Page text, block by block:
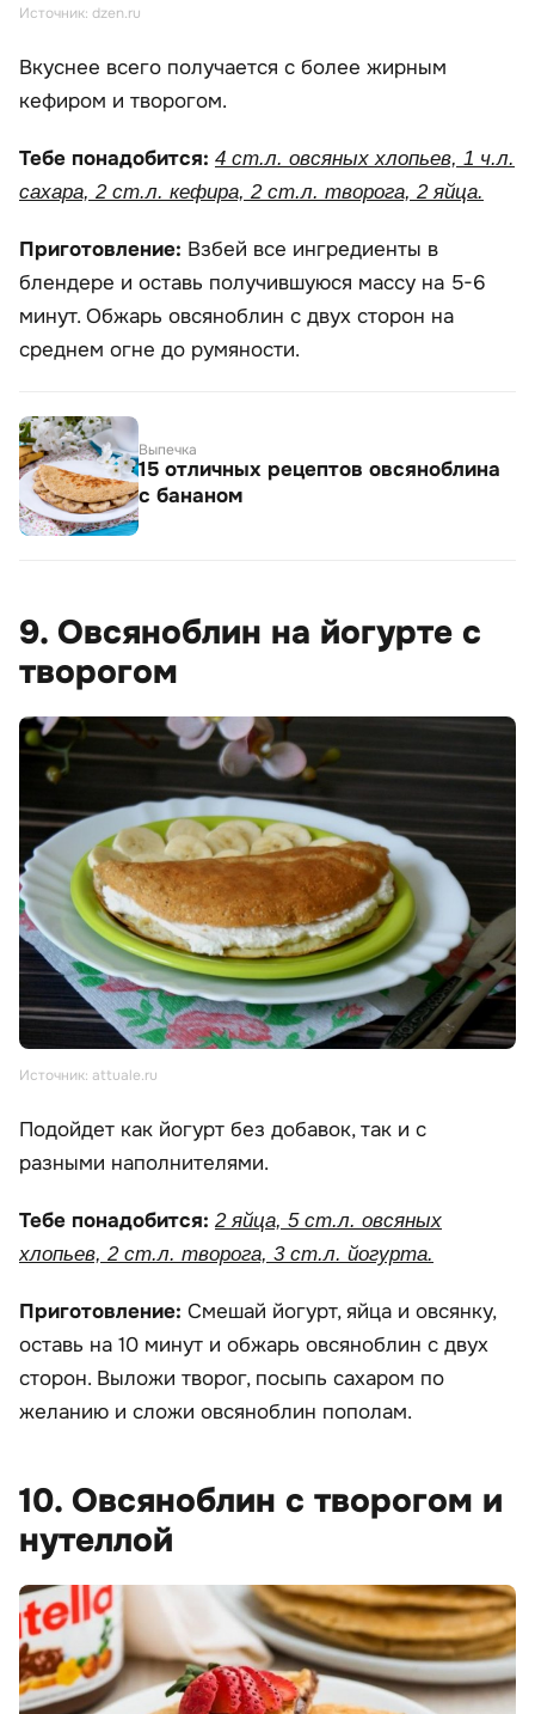
Источник: dzen.ru
Вкуснее всего получается с более жирным
кефиром и творогом.
Тебе понадобится: 4 ст.л. овсяных хлопьев, 1 ч.л.
сахара, 2 ст.л. кефира, 2 ст.л. творога, 2 яйца.
Приготовление: Взбей все ингредиенты в
блендере и оставь получившуюся массу на 5-6
минут. Обжарь овсяноблин с двух сторон на
среднем огне до румяности.
Выпечка
15 отличных рецептов овсяноблина
с бананом
9. Овсяноблин на йогурте с
творогом
Источник: attuale.ru
Подойдет как йогурт без добавок, так и с
разными наполнителями.
Тебе понадобится: 2 яйца, 5 ст.л. овсяных
хлопьев, 2 ст.л. творога, 3 ст.л. йогурта.
Приготовление: Смешай йогурт, яйца и овсянку,
оставь на 10 минут и обжарь овсяноблин с двух
сторон. Выложи творог, посыпь сахаром по
желанию и сложи овсяноблин пополам.
10. Овсяноблин с творогом и
нутеллой